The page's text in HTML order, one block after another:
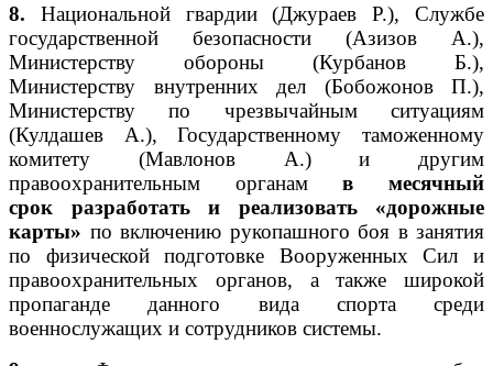
8. Национальной гвардии (Джураев Р.), Службе
государственной безопасности (Азизов А.),
Министерству обороны (Курбанов Б.),
Министерству внутренних дел (Бобожонов П.),
Министерству по чрезвычайным ситуациям
(Кулдашев А.), Государственному таможенному
комитету (Мавлонов А.) и другим
правоохранительным органамв месячный
срок
разработать и реализовать «дорожные
карты» по включению рукопашного боя в занятия
по физической подготовке Вооруженных Сил и
правоохранительных органов, а также широкой
пропаганде данного вида спорта среди
военнослужащих и сотрудников системы.